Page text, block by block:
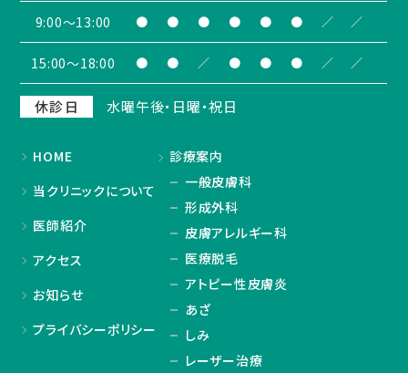
9:00〜13:00 ● ● ● ● ● ● ／ ／
15:00〜18:00 ● ● ／ ● ● ● ／ ／
休診日 水曜午後・日曜・祝日
HOME
当クリニックについて
医師紹介
アクセス
お知らせ
プライバシーポリシー
診療案内
一般皮膚科
形成外科
皮膚アレルギー科
医療脱毛
アトピー性皮膚炎
あざ
しみ
レーザー治療